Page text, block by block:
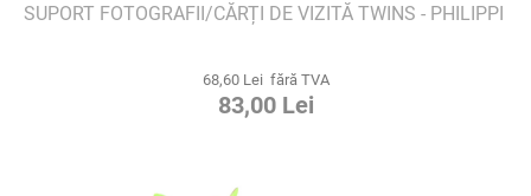
SUPORT FOTOGRAFII/CĂRȚI DE VIZITĂ TWINS - PHILIPPI
68,60 Lei fără TVA
83,00 Lei